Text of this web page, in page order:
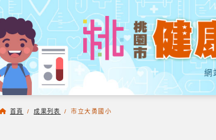
網
首頁 /成果列表 / 市立大勇國小